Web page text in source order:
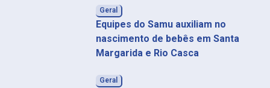
Geral
Equipes do Samu auxiliam no
nascimento de bebês em Santa
Margarida e Rio Casca
Geral